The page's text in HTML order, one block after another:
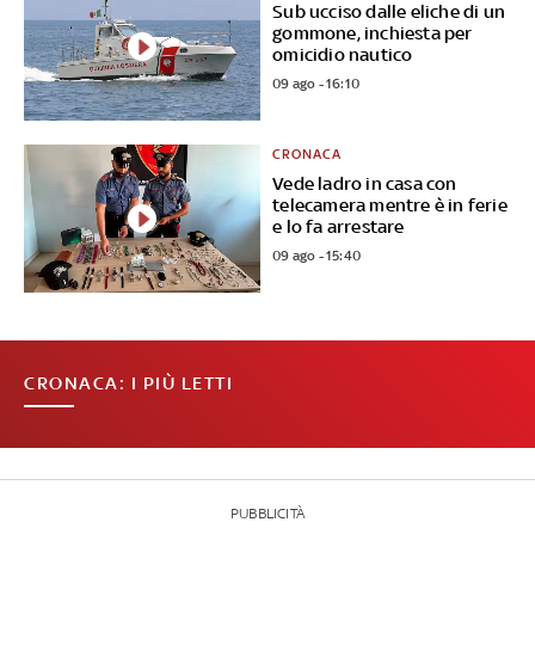
Sub ucciso dalle eliche di un
gommone, inchiesta per
omicidio nautico
09 ago - 16:10
Vede ladro in casa con
telecamera mentre è in ferie
e lo fa arrestare
CRONACA
09 ago - 15:40
CRONACA: I PIÙ LETTI
PUBBLICITÀ